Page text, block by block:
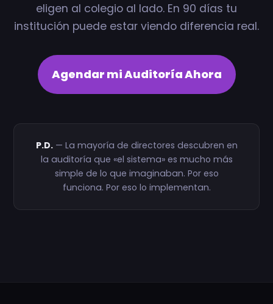
eligen al colegio al lado. En 90 días tu
institución puede estar viendo diferencia real.
Agendar mi Auditoría Ahora
P.D.— La mayoría de directores descubren en
la auditoría que «el sistema» es mucho más
simple de lo que imaginaban. Por eso
funciona. Por eso lo implementan.